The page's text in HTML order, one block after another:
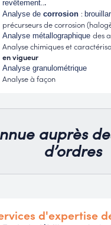
revêtement...
Analyse de corrosion :
précurseurs de corrosion
Analyse métallographique des
Analyse chimiques et
en vigueur
Analyse granulométrique
Analyse à façon
auprès
d’ordres
d'expertise